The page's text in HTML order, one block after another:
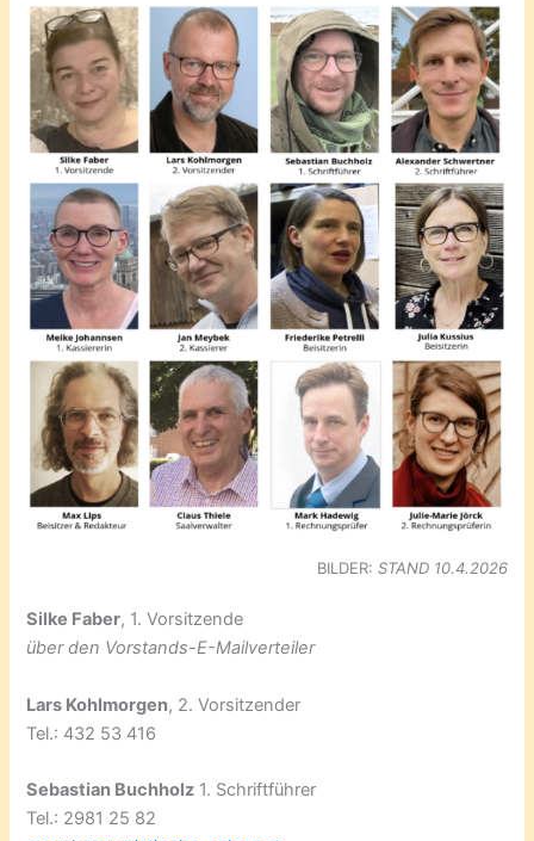
BILDER: STAND 10.4.2026
Silke Faber, 1. Vorsitzende
über den Vorstands-E-Mailverteiler
Lars Kohlmorgen, 2. Vorsitzender
Tel.: 432 53 416
Sebastian Buchholz 1. Schriftführer
Tel.: 2981 25 82